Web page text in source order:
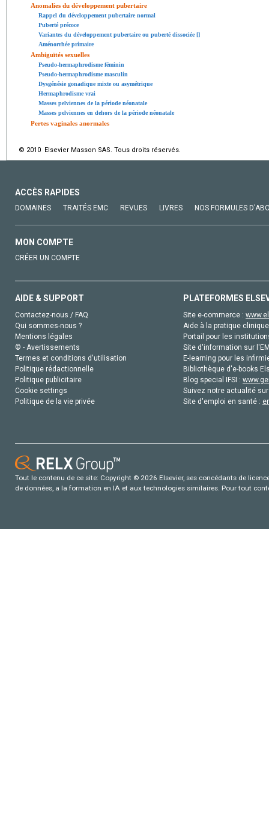
Anomalies du développement pubertaire
Rappel du développement pubertaire normal
Puberté précoce
Variantes du développement pubertaire ou puberté dissociée []
Aménorrhée primaire
Ambiguïtés sexuelles
Pseudo-hermaphrodisme féminin
Pseudo-hermaphrodisme masculin
Dysgénésie gonadique mixte ou asymétrique
Hermaphrodisme vrai
Masses pelviennes de la période néonatale
Masses pelviennes en dehors de la période néonatale
Pertes vaginales anormales
© 2010 Elsevier Masson SAS. Tous droits réservés.
ACCÈS RAPIDES
DOMAINES TRAITÉS EMC REVUES LIVRES NOS FORMULES
MON COMPTE
CRÉER UN COMPTE
AIDE & SUPPORT
Contactez-nous / FAQ
Qui sommes-nous ?
Mentions légales
© - Avertissements
Termes et conditions d'utilisation
Politique rédactionnelle
Politique publicitaire
Cookie settings
Politique de la vie privée
PLATEFORMES
Site e-commerce :
Aide à la pratique
Portail pour les
Site d'information sur
E-learning pour les
Bibliothèque d'e-books
Blog special IFSI :
Suivez notre actualité
Site d'emploi en santé :
Tout le contenu de ce site: Copyright © 2026 Elsevier, ses concédants de
de données, a la formation en IA et aux technologies similaires. Pour tout